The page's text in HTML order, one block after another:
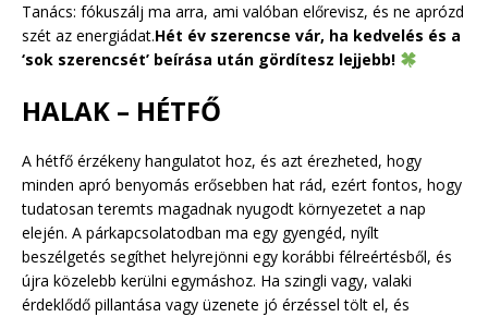
Tanács: fókuszálj ma arra, ami valóban előrevisz, és ne aprózd
szét az energiádat.Hét év szerencse vár, ha kedvelés és a
‘sok szerencsét’ beírása után gördítesz lejjebb!
HALAK – HÉTFŐ
A hétfő érzékeny hangulatot hoz, és azt érezheted, hogy
minden apró benyomás erősebben hat rád, ezért fontos, hogy
tudatosan teremts magadnak nyugodt környezetet a nap
elején. A párkapcsolatodban ma egy gyengéd, nyílt
beszélgetés segíthet helyrejönni egy korábbi félreértésből, és
újra közelebb kerülni egymáshoz. Ha szingli vagy, valaki
érdeklődő pillantása vagy üzenete jó érzéssel tölt el, és